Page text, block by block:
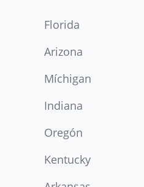
Florida
Arizona
Míchigan
Indiana
Oregón
Kentucky